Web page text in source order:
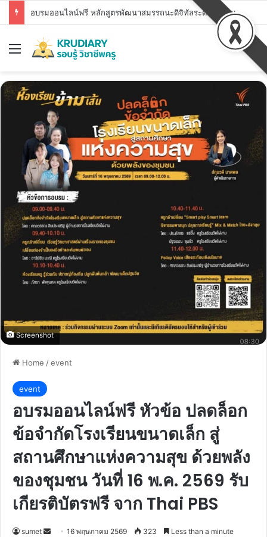
อบรมออนไลน์ฟรี หลักสูตรพัฒนาสมรรถนะดิจิทัลระดับพื้นฐาน สพฐ. DC1 – DC7 รับวุฒิบัตร สพฐ.
Menu
Screenshot
Home /event
event
อบรมออนไลน์ฟรี หัวข้อ ปลดล็อก
ข้อจำกัดโรงเรียนขนาดเล็ก สู่
สถานศึกษาแห่งความสุข ด้วยพลัง
ของชุมชน วันที่ 16 พ.ค. 2569 รับ
เกียรติบัตรฟรี จาก Thai PBS
sumet
Send16 พฤษภาคม 2569 323 Less than a minute